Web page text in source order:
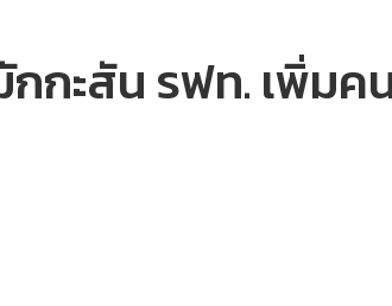
กะสัน รฟท. เพิ่ม